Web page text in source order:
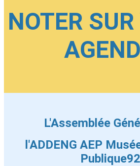
NOTER
L'Assemblée
l'ADDENG AEP
Publique92